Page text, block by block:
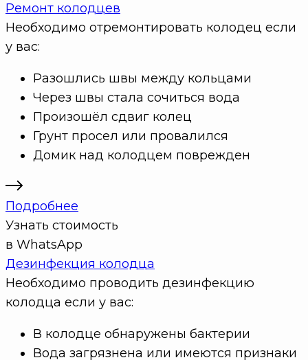
Ремонт колодцев
Необходимо отремонтировать колодец если
у вас:
Разошлись швы между кольцами
Через швы стала сочиться вода
Произошёл сдвиг колец
Грунт просел или провалился
Домик над колодцем поврежден
Подробнее
Узнать стоимость
в WhatsApp
Дезинфекция колодца
Необходимо проводить дезинфекцию
колодца если у вас:
В колодце обнаружены бактерии
Вода загрязнена или имеются признаки